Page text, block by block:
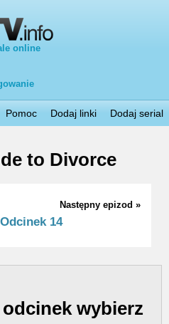
online
Pomoc Dodaj linki Dodaj serial
to Divorce
Następny epizod »
14
wybierz